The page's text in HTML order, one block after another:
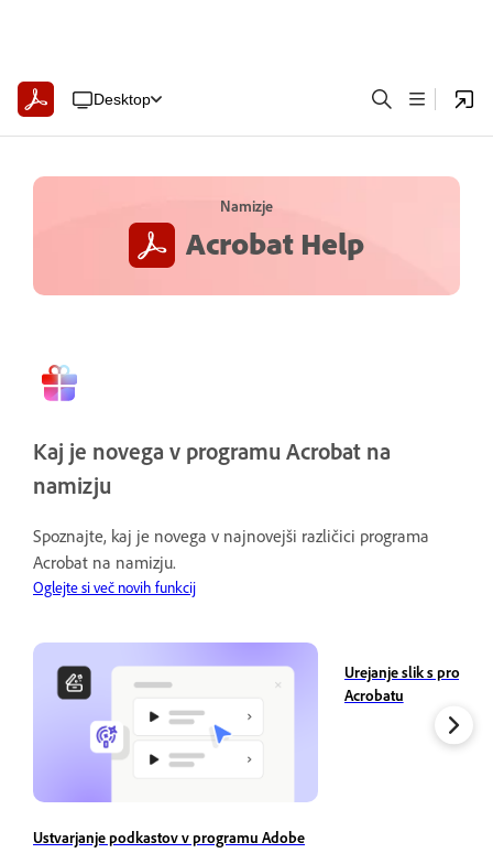
Desktop
Namizje
Acrobat Help
Kaj je novega v programu Acrobat na
namizju
Spoznajte, kaj je novega v najnovejši različici programa
Acrobat na namizju.
Oglejte si več novih funkcij
Ustvarjanje podkastov v programu Adobe
Urejanje slik s
Acrobatu